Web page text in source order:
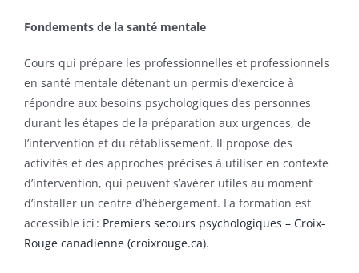
Fondements de la santé mentale
Cours qui prépare les professionnelles et professionnels
en santé mentale détenant un permis d’exercice à
répondre aux besoins psychologiques des personnes
durant les étapes de la préparation aux urgences, de
l’intervention et du rétablissement. Il propose des
activités et des approches précises à utiliser en contexte
d’intervention, qui peuvent s’avérer utiles au moment
d’installer un centre d’hébergement. La formation est
accessible ici : Premiers secours psychologiques – Croix-
Rouge canadienne (croixrouge.ca).